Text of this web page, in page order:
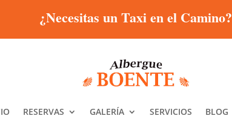
¿Necesitas un Taxi en el Camino?
RESERVAS GALERÍA SERVICIOS BLOG